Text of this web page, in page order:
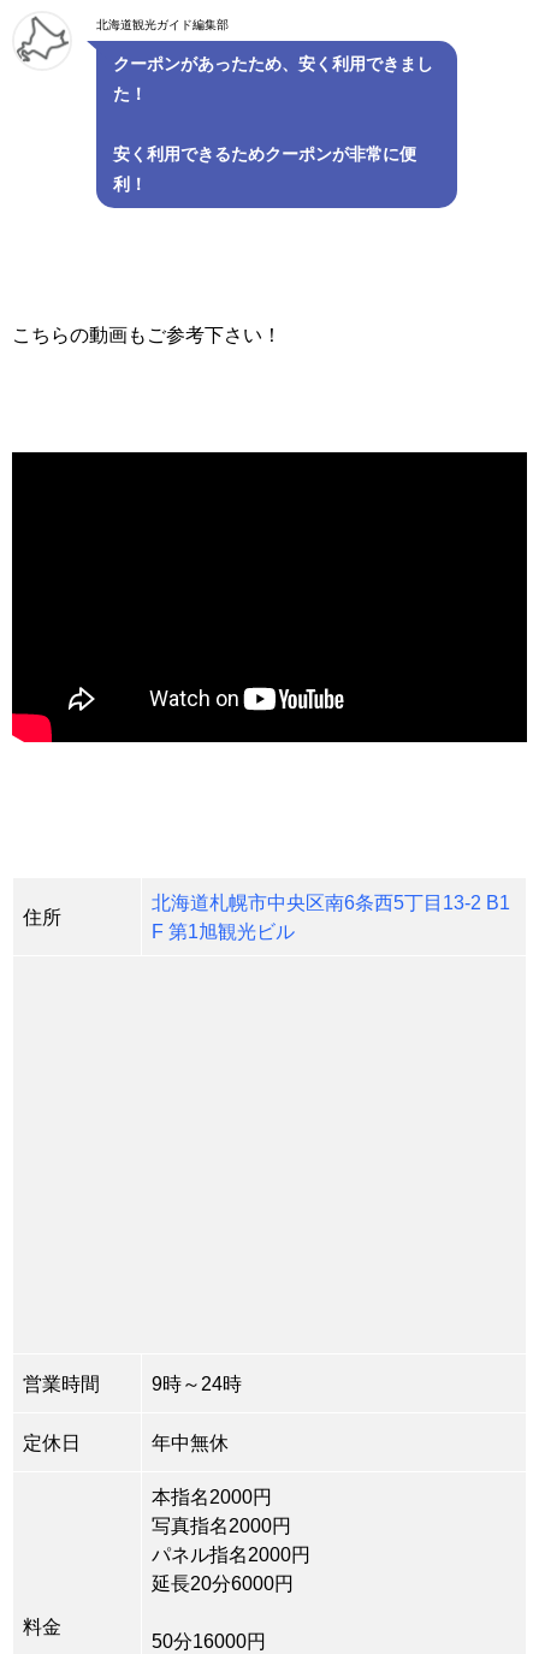
北海道観光ガイド編集部
クーポンがあったため、安く利用できまし
た！
安く利用できるためクーポンが非常に便
利！
こちらの動画もご参考下さい！
住所
北海道札幌市中央区南6条西5丁目13-2 B1
F 第1旭観光ビル
営業時間 9時～24時
定休日 年中無休
料金
本指名2000円
写真指名2000円
パネル指名2000円
延長20分6000円
50分16000円